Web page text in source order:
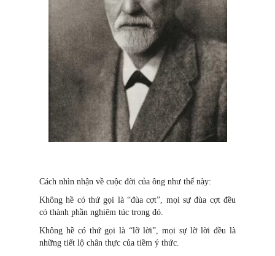
Cách nhìn nhận về cuộc đời của ông như thế này:
Không hề có thứ gọi là “đùa cợt”, mọi sự đùa cợt đều
có thành phần nghiêm túc trong đó.
Không hề có thứ gọi là “lỡ lời”, mọi sự lỡ lời đều là
những tiết lộ chân thực của tiềm ý thức.